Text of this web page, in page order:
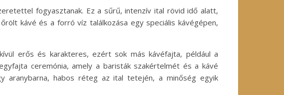
fogyasztanak. Ez a sűrű, intenzív ital rövid idő alatt,
kávé és a forró víz találkozása egy speciális kávégépen,
erős és karakteres, ezért sok más kávéfajta, például a
ceremónia, amely a baristák szakértelmét és a kávé
aranybarna, habos réteg az ital tetején, a minőség egyik